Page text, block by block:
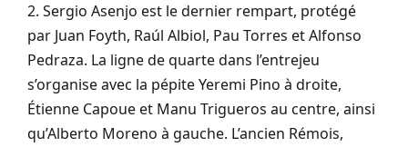
2. Sergio Asenjo est le dernier rempart, protégé
par Juan Foyth, Raúl Albiol, Pau Torres et Alfonso
Pedraza. La ligne de quarte dans l’entrejeu
s’organise avec la pépite Yeremi Pino à droite,
Étienne Capoue et Manu Trigueros au centre, ainsi
qu’Alberto Moreno à gauche. L’ancien Rémois,